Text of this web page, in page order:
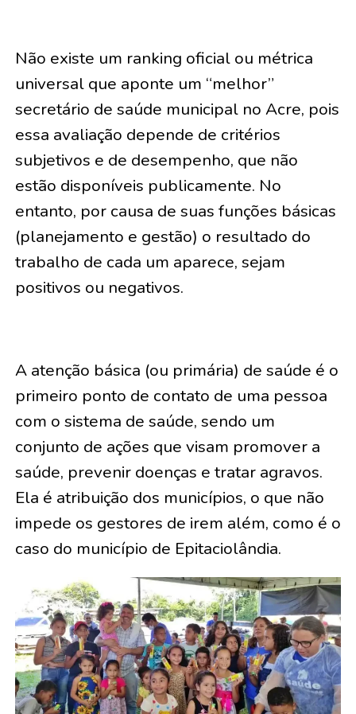
Não existe um ranking oficial ou métrica
universal que aponte um “melhor”
secretário de saúde municipal no Acre, pois
essa avaliação depende de critérios
subjetivos e de desempenho, que não
estão disponíveis publicamente. No
entanto, por causa de suas funções básicas
(planejamento e gestão) o resultado do
trabalho de cada um aparece, sejam
positivos ou negativos.
A atenção básica (ou primária) de saúde é o
primeiro ponto de contato de uma pessoa
com o sistema de saúde, sendo um
conjunto de ações que visam promover a
saúde, prevenir doenças e tratar agravos.
Ela é atribuição dos municípios, o que não
impede os gestores de irem além, como é o
caso do município de Epitaciolândia.